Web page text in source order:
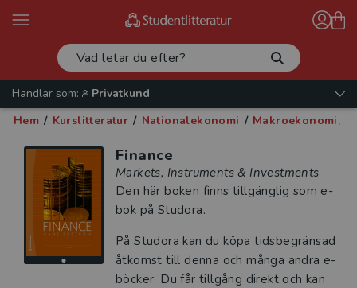
Handlar som:
Privatkund
Hem / Kurslitteratur / Nationalekonomi / Makroekonomi,
Finance
Markets, Instruments & Investments
Den här boken finns tillgänglig som e-
bok på Studora.
På Studora kan du köpa tidsbegränsad
åtkomst till denna och många andra e-
böcker. Du får tillgång direkt och kan